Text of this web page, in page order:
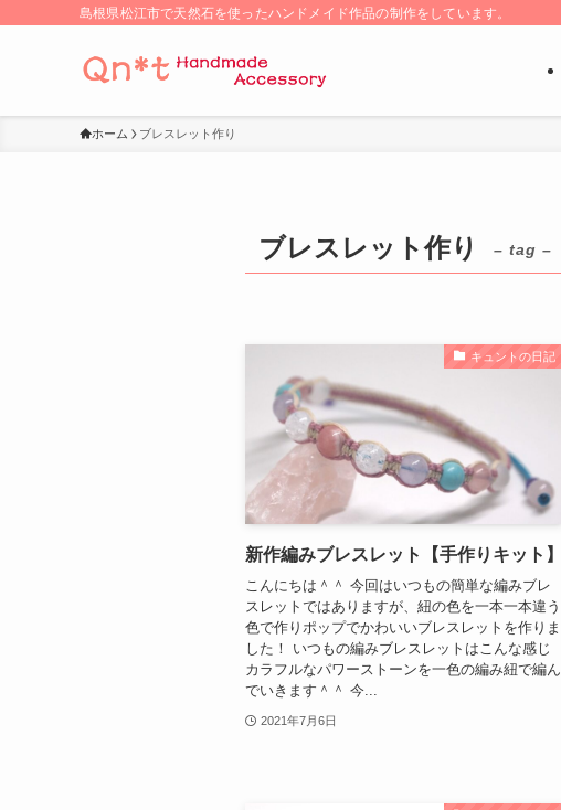
島根県松江市で天然石を使ったハンドメイド作品の制作をしています。
ホーム ブレスレット作り
ブレスレット作り – tag –
キュントの日記
新作編みブレスレット【手作りキット】
こんにちは＾＾ 今回はいつもの簡単な編みブレ
スレットではありますが、紐の色を一本一本違う
色で作りポップでかわいいブレスレットを作りま
した！ いつもの編みブレスレットはこんな感じ
カラフルなパワーストーンを一色の編み紐で編ん
でいきます＾＾ 今...
2021年7月6日